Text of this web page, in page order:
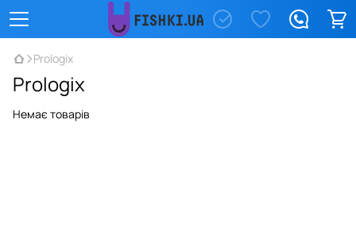
Prologix
Prologix
Немає товарів